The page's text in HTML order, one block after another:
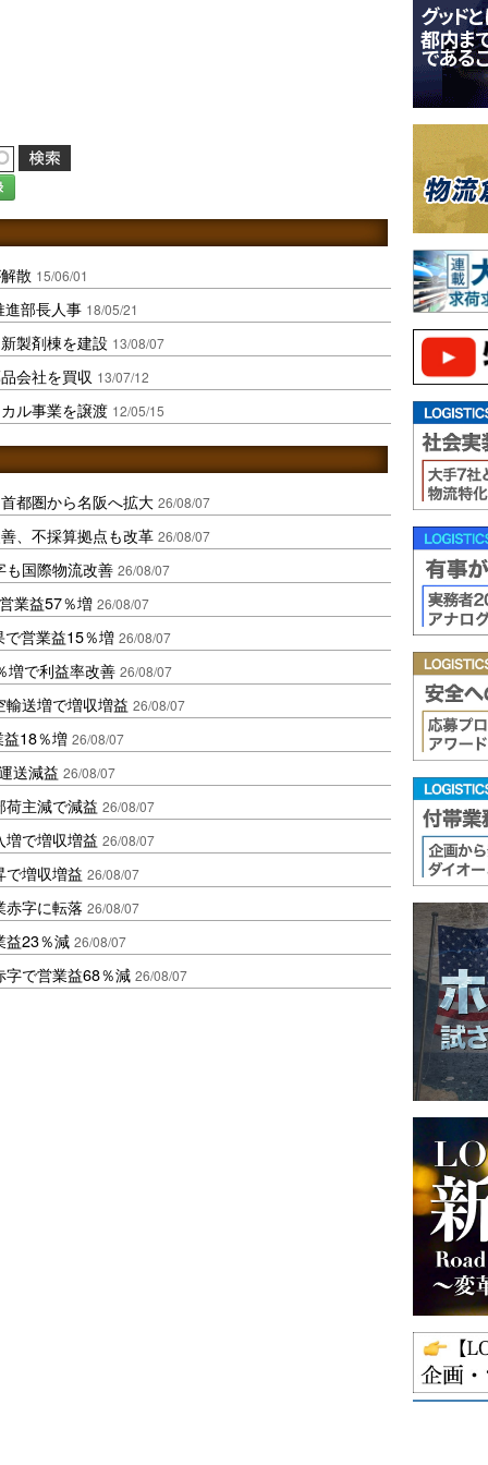
散 15/06/01
部長人事 18/05/21
製剤棟を建設 13/08/07
会社を買収 13/07/12
ル事業を譲渡 12/05/15
都圏から名阪へ拡大 26/08/07
、不採算拠点も改革 26/08/07
も国際物流改善 26/08/07
業益57％増 26/08/07
営業益15％増 26/08/07
増で利益率改善 26/08/07
送増で増収増益 26/08/07
18％増 26/08/07
送減益 26/08/07
主減で減益 26/08/07
で増収増益 26/08/07
で増収増益 26/08/07
赤字に転落 26/08/07
益23％減 26/08/07
字で営業益68％減 26/08/07